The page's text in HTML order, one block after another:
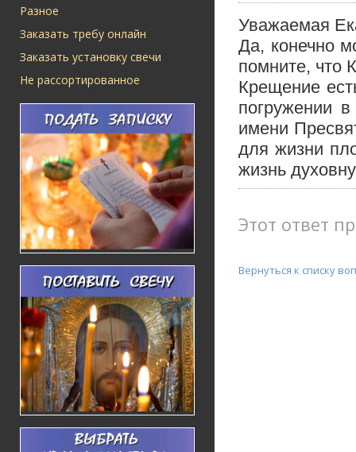
Разное
Заказать требу онлайн
Заказать установку свечи
Не рассортированное
Уважаемая
Да, конечно
помните, что
Крещение
погружении
имени
для жизни
жизнь
Этот ответ
Вернуться к списку